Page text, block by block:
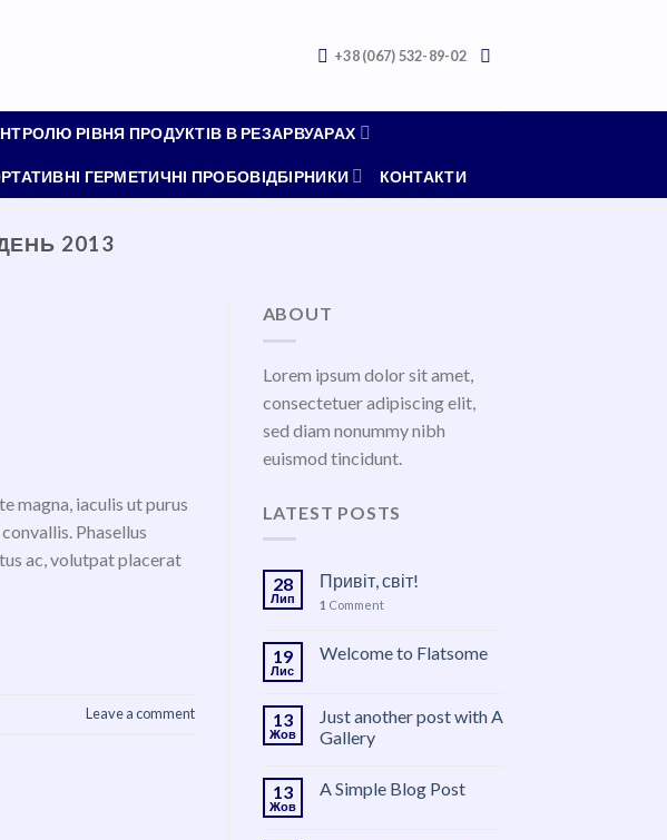
+38 (067) 532-89-02
РІВНЯ ПРОДУКТІВ В РЕЗАРВУАРАХ
ГЕРМЕТИЧНІ ПРОБОВІДБІРНИКИ КОНТАКТИ
2013
magna, iaculis ut purus
Phasellus
ac, volutpat placerat
Leave a comment
ABOUT
Lorem ipsum dolor sit amet,
consectetuer adipiscing elit,
sed diam nonummy nibh
euismod tincidunt.
LATEST POSTS
28
Лип
Привіт, світ!
1 Comment
19
Лис
Welcome to Flatsome
13
Жов
Just another post with A
Gallery
13
Жов
A Simple Blog Post